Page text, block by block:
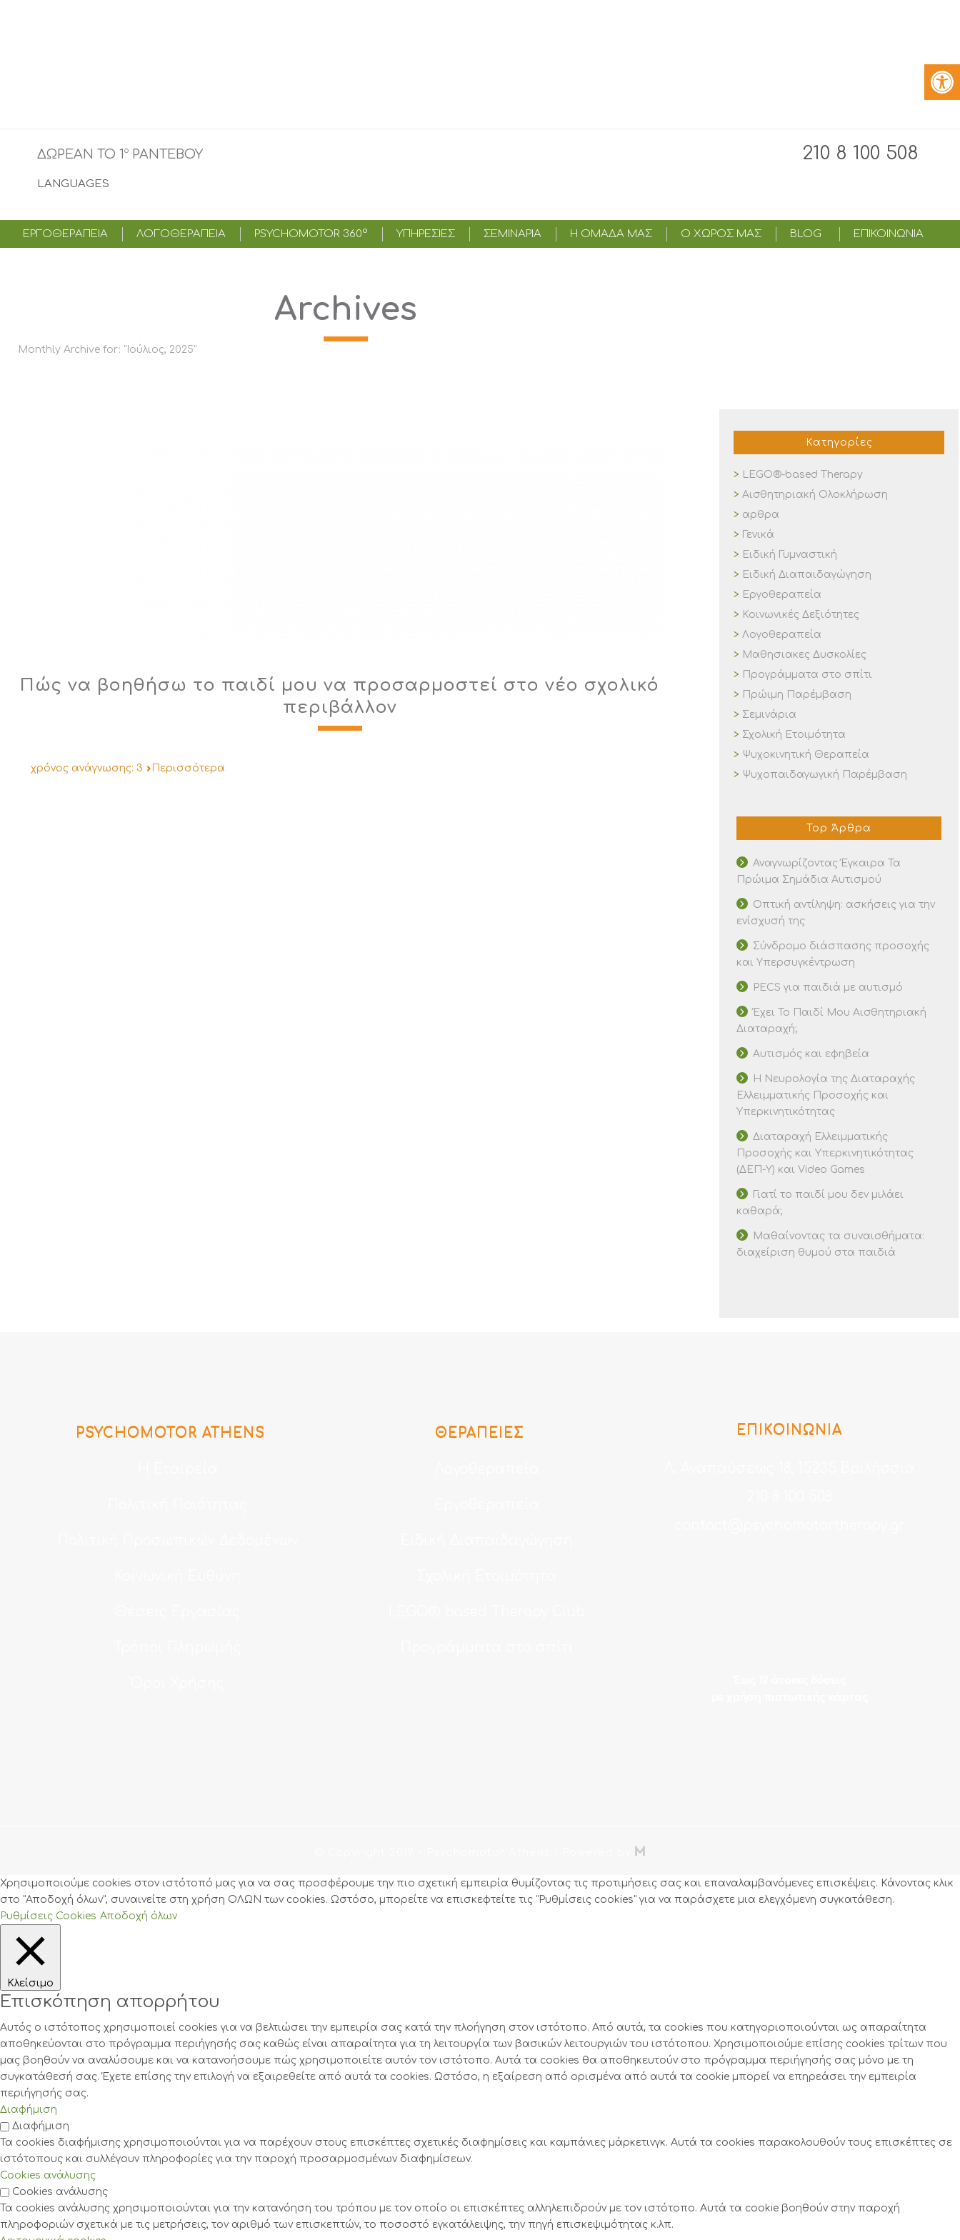
ΔΩΡΕΑΝ ΤΟ 1 o ΡΑΝΤΕΒΟΥ
LANGUAGES
210 8 100 508
ΕΡΓΟΘΕΡΑΠΕΙΑ ΛΟΓΟΘΕΡΑΠΕΙΑ PSYCHOMOTOR 360° ΥΠΗΡΕΣΊΕΣ ΣΕΜΙΝΑΡΙΑ Η ΟΜΑΔΑ ΜΑΣ Ο ΧΩΡΟΣ ΜΑΣ BLOG ΕΠΙΚΟΙΝΩΝΙΑ
Archives
Monthly Archive for: "Ιούλιος, 2025"
Πώς να βοηθήσω το παιδί μου να προσαρμοστεί στο νέο σχολικό
περιβάλλον
χρόνος ανάγνωσης: 3 Περισσότερα
Κατηγορίες
LEGO®-based Therapy
Αισθητηριακή Ολοκλήρωση
αρθρα
Γενικά
Ειδική Γυμναστική
Ειδική Διαπαιδαγώγηση
Εργοθεραπεία
Κοινωνικές Δεξιότητες
Λογοθεραπεία
Μαθησιακες Δυσκολίες
Προγράμματα στο σπίτι
Πρώιμη Παρέμβαση
Σεμινάρια
Σχολική Ετοιμότητα
Ψυχοκινητική Θεραπεία
Ψυχοπαιδαγωγική Παρέμβαση
Top Άρθρα
Αναγνωρίζοντας Έγκαιρα Τα
Πρώιμα Σημάδια Αυτισμού
Οπτική αντίληψη: ασκήσεις για την
ενίσχυσή της
Σύνδρομο διάσπασης προσοχής
και Υπερσυγκέντρωση
PECS για παιδιά με αυτισμό
Έχει Το Παιδί Μου Αισθητηριακή
Διαταραχή;
Αυτισμός και εφηβεία
Η Νευρολογία της Διαταραχής
Ελλειμματικής Προσοχής και
Υπερκινητικότητας
Διαταραχή Ελλειμματικής
Προσοχής και Υπερκινητικότητας
(ΔΕΠ-Υ) και Video Games
Γιατί το παιδί μου δεν μιλάει
καθαρά;
Μαθαίνοντας τα συναισθήματα:
διαχείριση θυμού στα παιδιά
PSYCHOMOTOR ATHENS ΘΕΡΑΠΕΊΕΣ ΕΠΙΚΟΙΝΩΝΙΑ

Χρησιμοποιούμε cookies στον ιστότοπό μας για να σας προσφέρουμε την πιο σχετική εμπειρία θυμίζοντας τις προτιμήσεις σας και επαναλαμβανόμενες επισκέψεις. Κάνοντας κλικ
στο "Αποδοχή όλων", συναινείτε στη χρήση ΟΛΩΝ των cookies. Ωστόσο, μπορείτε να επισκεφτείτε τις "Ρυθμίσεις cookies" για να παράσχετε μια ελεγχόμενη συγκατάθεση.
Ρυθμίσεις Cookies Αποδοχή όλων
Κλείσιμο
Επισκόπηση απορρήτου
Αυτός ο ιστότοπος χρησιμοποιεί cookies για να βελτιώσει την εμπειρία σας κατά την πλοήγηση στον ιστότοπο. Από αυτά, τα cookies που κατηγοριοποιούνται ως απαραίτητα
αποθηκεύονται στο πρόγραμμα περιήγησής σας καθώς είναι απαραίτητα για τη λειτουργία των βασικών λειτουργιών του ιστότοπου. Χρησιμοποιούμε επίσης cookies τρίτων που
μας βοηθούν να αναλύσουμε και να κατανοήσουμε πώς χρησιμοποιείτε αυτόν τον ιστότοπο. Αυτά τα cookies θα αποθηκευτούν στο πρόγραμμα περιήγησής σας μόνο με τη
συγκατάθεσή σας. Έχετε επίσης την επιλογή να εξαιρεθείτε από αυτά τα cookies. Ωστόσο, η εξαίρεση από ορισμένα από αυτά τα cookie μπορεί να επηρεάσει την εμπειρία
περιήγησής σας.
Διαφήμιση
Διαφήμιση
Τα cookies διαφήμισης χρησιμοποιούνται για να παρέχουν στους επισκέπτες σχετικές διαφημίσεις και καμπάνιες μάρκετινγκ. Αυτά τα cookies παρακολουθούν τους επισκέπτες σε
ιστότοπους και συλλέγουν πληροφορίες για την παροχή προσαρμοσμένων διαφημίσεων.
Cookies ανάλυσης
Cookies ανάλυσης
Τα cookies ανάλυσης χρησιμοποιούνται για την κατανόηση του τρόπου με τον οποίο οι επισκέπτες αλληλεπιδρούν με τον ιστότοπο. Αυτά τα cookie βοηθούν στην παροχή
πληροφοριών σχετικά με τις μετρήσεις, τον αριθμό των επισκεπτών, το ποσοστό εγκατάλειψης, την πηγή επισκεψιμότητας κ.λπ.